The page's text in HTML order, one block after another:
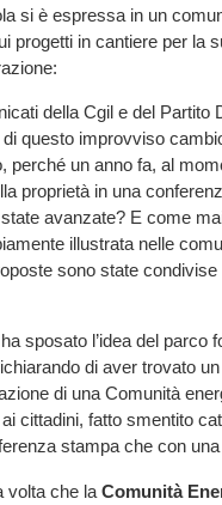
si è espressa in un
progetti in cantiere per la
della Cgil e del Partito
questo improvviso
perché un anno fa, al
proprietà in una
avanzate? E come
illustrata nelle
sono state
sposato l’idea del parco
di aver trovato
di una Comunità
cittadini, fatto smentito
stampa che con
volta che la Comunità